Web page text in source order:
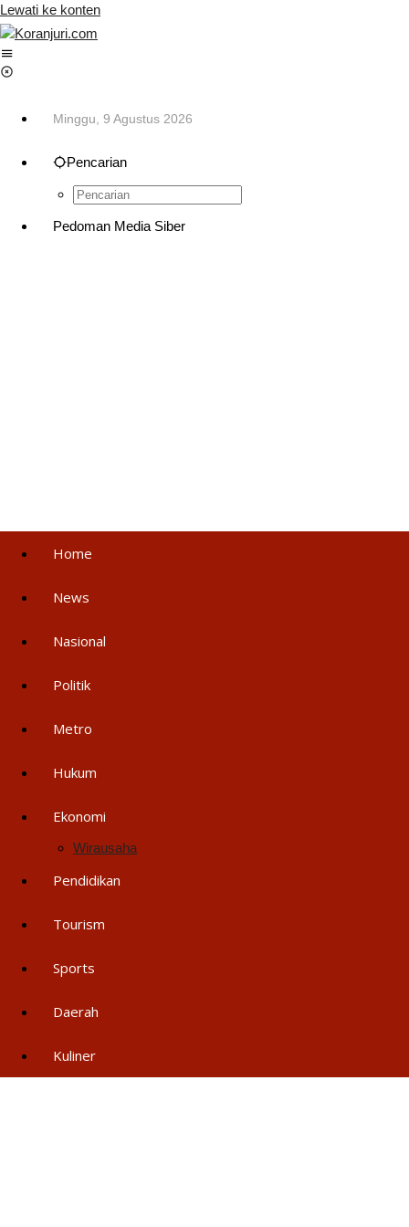
Lewati ke konten
Minggu, 9 Agustus 2026
Pencarian
Pedoman Media Siber
Home
News
Nasional
Politik
Metro
Hukum
Ekonomi
Wirausaha
Pendidikan
Tourism
Sports
Daerah
Kuliner